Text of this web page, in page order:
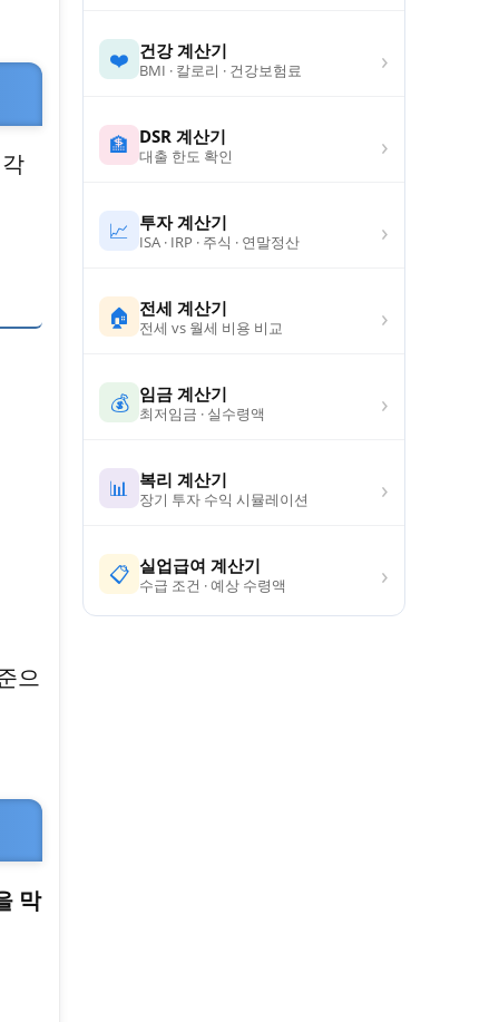
으
막
❤️ 건강 계산기
BMI · 칼로리 · 건강보험료 ›
🏦 DSR 계산기
대출 한도 확인 ›
📈 투자 계산기
ISA · IRP · 주식 · 연말정산 ›
🏠 전세 계산기
전세 vs 월세 비용 비교 ›
💰 임금 계산기
최저임금 · 실수령액 ›
📊 복리 계산기
장기 투자 수익 시뮬레이션 ›
📋 실업급여 계산기
수급 조건 · 예상 수령액 ›